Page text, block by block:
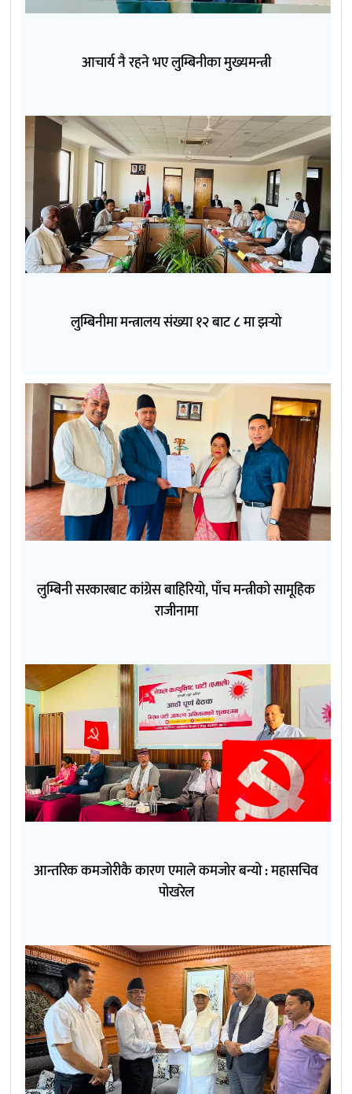
आचार्य नै रहने भए लुम्बिनीका मुख्यमन्त्री
लुम्बिनीमा मन्त्रालय संख्या १२ बाट ८ मा झर्‍यो
लुम्बिनी सरकारबाट कांग्रेस बाहिरियो, पाँच मन्त्रीको सामूहिक
राजीनामा
आन्तरिक कमजोरीकै कारण एमाले कमजोर बन्यो : महासचिव
पोखरेल